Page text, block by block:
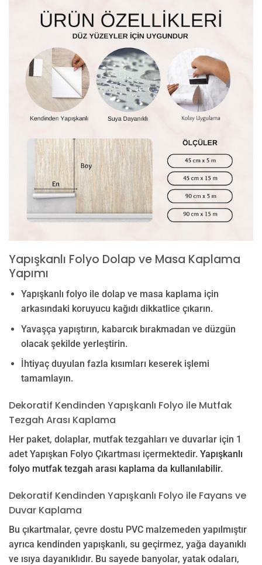
Yapışkanlı Folyo Dolap ve Masa Kaplama
Yapımı
Yapışkanlı folyo ile dolap ve masa kaplama için
arkasındaki koruyucu kağıdı dikkatlice çıkarın.
Yavaşça yapıştırın, kabarcık bırakmadan ve düzgün
olacak şekilde yerleştirin.
İhtiyaç duyulan fazla kısımları keserek işlemi
tamamlayın.
Dekoratif Kendinden Yapışkanlı Folyo ile Mutfak
Tezgah Arası Kaplama
Her paket, dolaplar, mutfak tezgahları ve duvarlar için 1
adet Yapışkan Folyo Çıkartması içermektedir. Yapışkanlı
folyo mutfak tezgah arası kaplama da kullanılabilir.
Dekoratif Kendinden Yapışkanlı Folyo ile Fayans ve
Duvar Kaplama
Bu çıkartmalar, çevre dostu PVC malzemeden yapılmıştır
ayrıca kendinden yapışkanlı, su geçirmez, yağa dayanıklı
ve ısıya dayanıklıdır. Bu sayede banyolar, yatak odaları,